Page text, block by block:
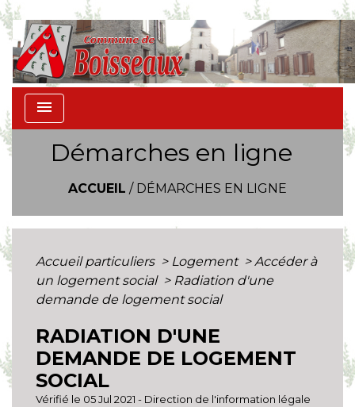
menu
Démarches en ligne
ACCUEIL / DÉMARCHES EN LIGNE
Accueil particuliers > Logement > Accéder à
un logement social > Radiation d'une
demande de logement social
RADIATION D'UNE
DEMANDE DE LOGEMENT
SOCIAL
Vérifié le 05 Jul 2021 - Direction de l'information légale